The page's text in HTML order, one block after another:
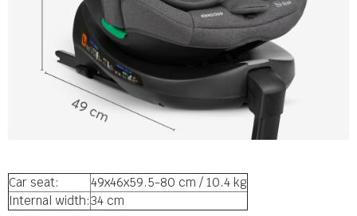
Car seat:
49x46x59.5-80 cm / 10.4 kg
Internal width:34 cm